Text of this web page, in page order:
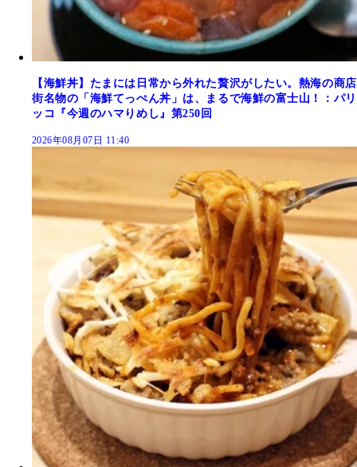
【海鮮丼】たまには日常から外れた贅沢がしたい。熱海の商店
街名物の「海鮮てっぺん丼」は、まるで海鮮の富士山！：パリ
ッコ『今週のハマりめし』第250回
2026年08月07日 11:40